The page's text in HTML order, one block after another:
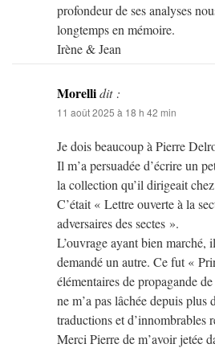
profondeur de ses analyses
longtemps en mémoire.
Irène & Jean
Morellidit :
11 août 2025 à 18 h 42 min
Je dois beaucoup à Pierre
Il m’a persuadée d’écrire un
la collection qu’il dirigeait
C’était « Lettre ouverte à la
adversaires des sectes ».
L’ouvrage ayant bien marché,
demandé un autre. Ce fut «
élémentaires de propagande
ne m’a pas lâchée depuis plus
traductions et d’innombrables
Merci Pierre de m’avoir jetée